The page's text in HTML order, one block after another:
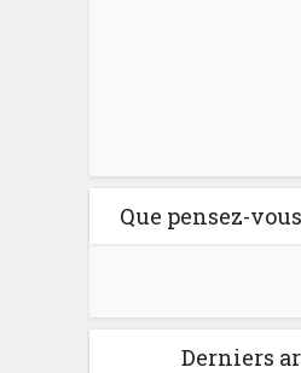
Que pensez-
Derniers